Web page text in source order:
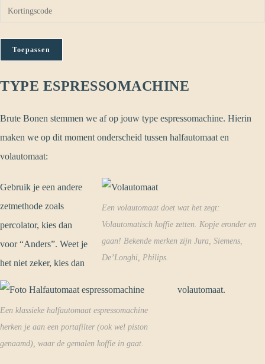
Toepassen
TYPE ESPRESSOMACHINE
Brute Bonen stemmen we af op jouw type espressomachine. Hierin
maken we op dit moment onderscheid tussen halfautomaat en
volautomaat:
Een volautomaat doet wat het zegt:
Volautomatisch koffie zetten. Kopje eronder en
gaan! Bekende merken zijn Jura, Siemens,
De’Longhi, Philips.
Een klassieke halfautomaat espressomachine
herken je aan een portafilter (ook wel piston
genaamd), waar de gemalen koffie in gaat.
Gebruik je een andere
zetmethode zoals
percolator, kies dan
voor “Anders”. Weet je
het niet zeker, kies dan
volautomaat.